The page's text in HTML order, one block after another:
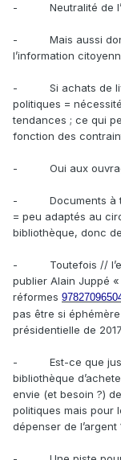
- Neutralité de
- Mais aussi
l’information
- Si achats de
politiques =
tendances ; ce qui
fonction des
- Oui aux
- Documents à
= peu adaptés au
bibliothèque, donc
- Toutefois //
publier Alain Juppé «
réformes
pas être si
présidentielle de
- Est-ce que
bibliothèque
envie (et besoin ?)
politiques mais pour
dépenser de l’argent